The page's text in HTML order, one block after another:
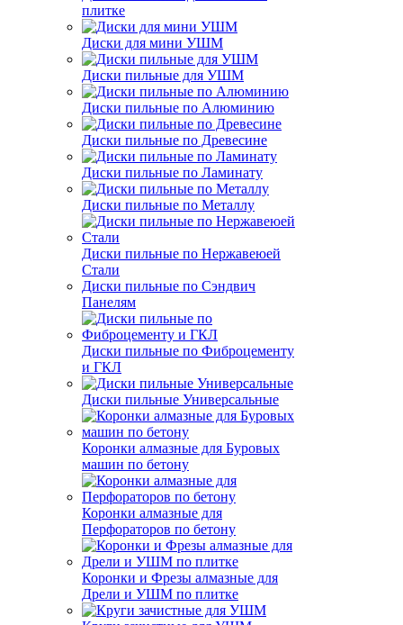
плитке
Диски для мини УШМ
Диски пильные для УШМ
Диски пильные по Алюминию
Диски пильные по Древесине
Диски пильные по Ламинату
Диски пильные по Металлу
Диски пильные по Нержавеюей
Стали
Диски пильные по Сэндвич
Панелям
Диски пильные по Фиброцементу
и ГКЛ
Диски пильные Универсальные
Коронки алмазные для Буровых
машин по бетону
Коронки алмазные для
Перфораторов по бетону
Коронки и Фрезы алмазные для
Дрели и УШМ по плитке